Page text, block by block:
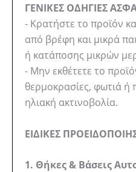
ΓΕΝΙΚΕΣ ΟΔΗΓΙΕΣ
- Κρατήστε το προϊόν
από βρέφη και μικρά
ή κατάποσης μικρών
- Μην εκθέτετε το
θερμοκρασίες, φωτιά
ηλιακή ακτινοβολία.
ΕΙΔΙΚΕΣ
1. Θήκες & Βάσεις